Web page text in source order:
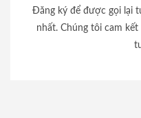
Đăng ký để được gọi lại
nhất. Chúng tôi cam